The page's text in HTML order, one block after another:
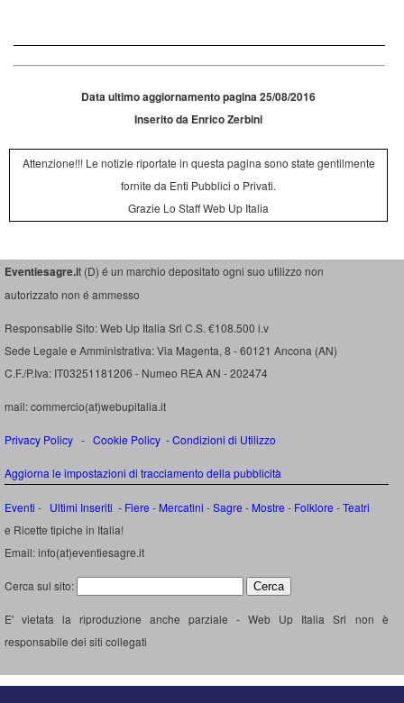
Data ultimo aggiornamento pagina 25/08/2016
Inserito da Enrico Zerbini
Attenzione!!! Le notizie riportate in questa pagina sono state gentilmente
fornite da Enti Pubblici o Privati.
Grazie Lo Staff Web Up Italia
Eventiesagre.it (D) é un marchio depositato ogni suo utilizzo non
autorizzato non é ammesso
Responsabile Sito: Web Up Italia Srl C.S. €108.500 i.v
Sede Legale e Amministrativa: Via Magenta, 8 - 60121 Ancona (AN)
C.F./P.Iva: IT03251181206 - Numeo REA AN - 202474
mail: commercio(at)webupitalia.it
Privacy Policy - Cookie Policy -Condizioni di Utilizzo
Aggiorna le impostazioni di tracciamento della pubblicità
Eventi - Ultimi Inseriti - Fiere - Mercatini -Sagre - Mostre - Folklore -Teatri
e Ricette tipiche in Italia!
Email: info(at)eventiesagre.it
Cerca sul sito:
E' vietata la riproduzione anche parziale - Web Up Italia Srl non è
responsabile dei siti collegati